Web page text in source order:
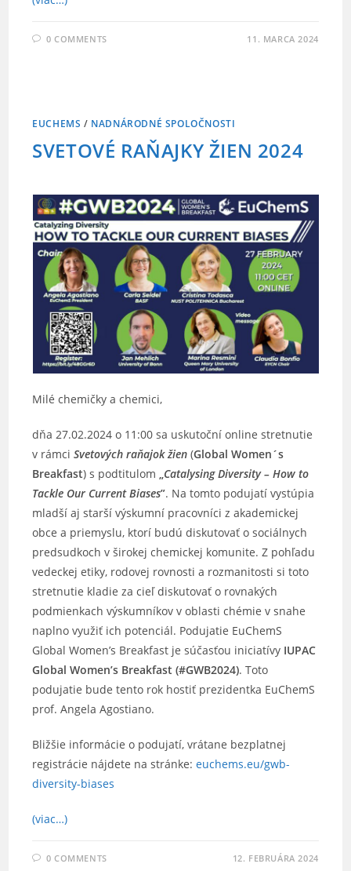
0 COMMENTS 11. MARCA 2024
EUCHEMS / NADNÁRODNÉ SPOLOČNOSTI
SVETOVÉ RAŇAJKY ŽIEN 2024
Milé chemičky a chemici,
dňa 27.02.2024 o 11:00 sa uskutoční online stretnutie
v rámciSvetových raňajok žien(Global Women´s
Breakfast) s podtitulom „Catalysing Diversity – How to
Tackle Our Current Biases”. Na tomto podujatí vystúpia
mladší aj starší výskumní pracovníci z akademickej
obce a priemyslu, ktorí budú diskutovať o sociálnych
predsudkoch v širokej chemickej komunite. Z pohľadu
vedeckej etiky, rodovej rovnosti a rozmanitosti si toto
stretnutie kladie za cieľ diskutovať o rovnakých
podmienkach výskumníkov v oblasti chémie v snahe
naplno využiť ich potenciál. Podujatie EuChemS
Global Women’s Breakfast je súčasťou iniciatívy IUPAC
Global Women’s Breakfast (#GWB2024). Toto
podujatie bude tento rok hostiť prezidentka EuChemS
prof. Angela Agostiano.
Bližšie informácie o podujatí, vrátane bezplatnej
registrácie nájdete na stránke:euchems.eu/gwb-
diversity-biases
(viac…)
0 COMMENTS 12. FEBRUÁRA 2024